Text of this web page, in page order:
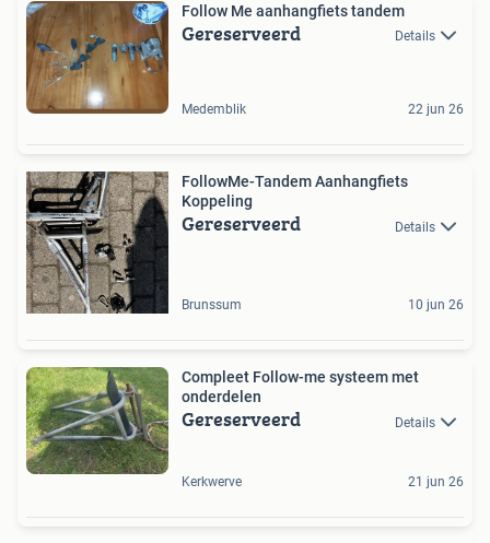
Follow Me aanhangfiets tandem
Gereserveerd Details
Medemblik 22 jun 26
FollowMe-Tandem Aanhangfiets
Koppeling
Gereserveerd Details
Brunssum 10 jun 26
Compleet Follow-me systeem met
onderdelen
Gereserveerd Details
Kerkwerve 21 jun 26